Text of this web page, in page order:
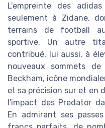
L'empreinte des
seulement à Zidane,
terrains de football
sportive. Un autre
contribué, lui aussi, à
nouveaux sommets
Beckham, icône
et sa précision sur et en
l'impact des Predator
En admirant ses